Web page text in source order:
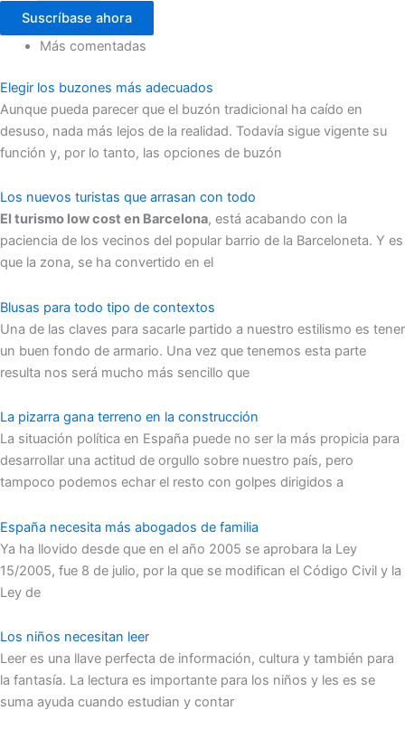
Suscríbase ahora
Más comentadas
Elegir los buzones más adecuados
Aunque pueda parecer que el buzón tradicional ha caído en
desuso, nada más lejos de la realidad. Todavía sigue vigente su
función y, por lo tanto, las opciones de buzón
Los nuevos turistas que arrasan con todo
El turismo low cost en Barcelona, está acabando con la
paciencia de los vecinos del popular barrio de la Barceloneta. Y es
que la zona, se ha convertido en el
Blusas para todo tipo de contextos
Una de las claves para sacarle partido a nuestro estilismo es tener
un buen fondo de armario. Una vez que tenemos esta parte
resulta nos será mucho más sencillo que
La pizarra gana terreno en la construcción
La situación política en España puede no ser la más propicia para
desarrollar una actitud de orgullo sobre nuestro país, pero
tampoco podemos echar el resto con golpes dirigidos a
España necesita más abogados de familia
Ya ha llovido desde que en el año 2005 se aprobara la Ley
15/2005, fue 8 de julio, por la que se modifican el Código Civil y la
Ley de
Los niños necesitan leer
Leer es una llave perfecta de información, cultura y también para
la fantasía. La lectura es importante para los niños y les es se
suma ayuda cuando estudian y contar